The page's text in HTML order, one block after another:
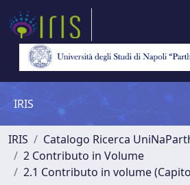
IRIS
IRIS
Catalogo Ricerca
2 Contributo in Volume
2.1 Contributo in volume